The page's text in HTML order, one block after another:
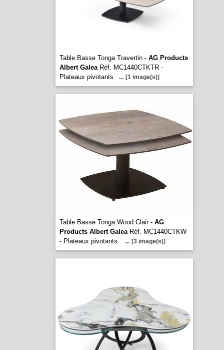
Table Basse Tonga Travertin - AG Products
Albert GaleaRéf. MC1440CTKTR -
Plateaux pivotants
... [1 image(s)]
Table Basse Tonga Wood Clair - AG
Products Albert GaleaRéf. MC1440CTKW
- Plateaux pivotants
... [3 image(s)]